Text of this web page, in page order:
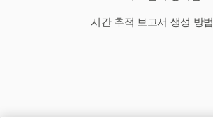
시간 추적 보고서 생성 방법